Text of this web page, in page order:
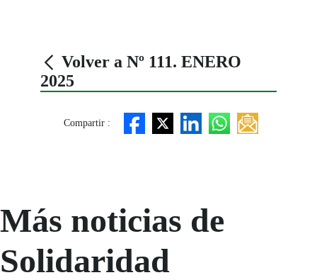
Volver a Nº 111. ENERO
2025
Compartir :
Más noticias de
Solidaridad